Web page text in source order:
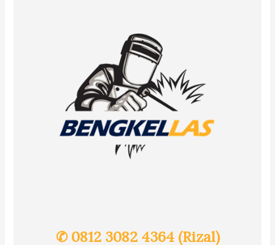
✆ 0812 3082 4364 (Rizal)